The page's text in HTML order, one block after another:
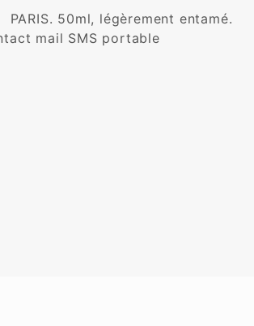
PARIS. 50ml, légèrement entamé.
mail SMS portable